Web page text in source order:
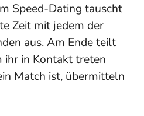
Speed-Dating tauscht
Zeit mit jedem der
aus. Am Ende teilt
ihr in Kontakt treten
Match ist, übermitteln